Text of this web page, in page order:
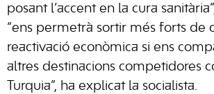
posant l’accent en la cura
“ens permetrà sortir més forts de
reactivació econòmica si ens
altres destinacions competidores
Turquia”, ha explicat la socialista.